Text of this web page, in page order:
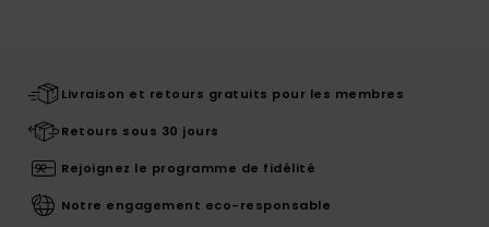
Livraison et retours gratuits pour les membres
Retours sous 30 jours
Rejoignez le programme de fidélité
Notre engagement eco-responsable